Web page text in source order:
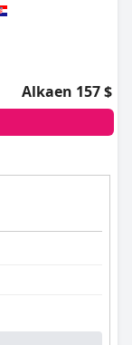
Alkaen 157 $